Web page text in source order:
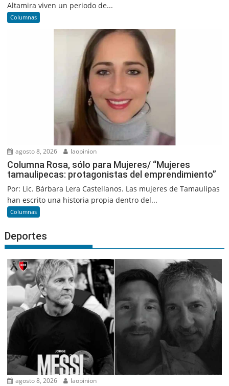
Altamira viven un periodo de...
Columnas
agosto 8, 2026 laopinion
Columna Rosa, sólo para Mujeres/ “Mujeres
tamaulipecas: protagonistas del emprendimiento”
Por: Lic. Bárbara Lera Castellanos. Las mujeres de Tamaulipas
han escrito una historia propia dentro del...
Columnas
Deportes
agosto 8, 2026 laopinion